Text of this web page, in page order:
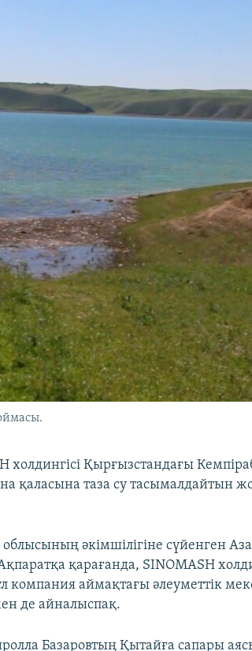
холдингісі Қырғызстандағы
қаласына таза су тасымалдайтын
әкімшілігіне сүйенген
қарағанда, SINOMASH
компания аймақтағы әлеуметтік
де айналыспақ.
Базаровтың Қытайға сапары